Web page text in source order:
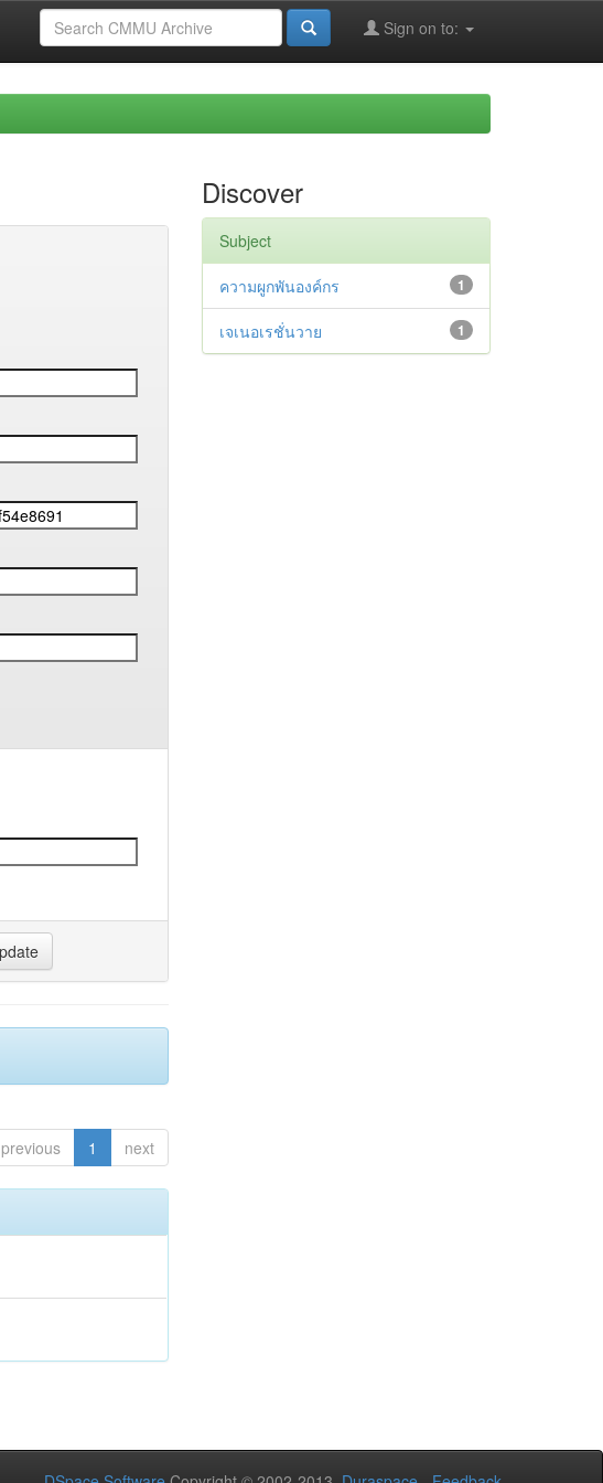
Sign on to:
previous 1 next
Discover
Subject
1
ความผูกพันองค์กร
1
เจเนอเรชั่นวาย